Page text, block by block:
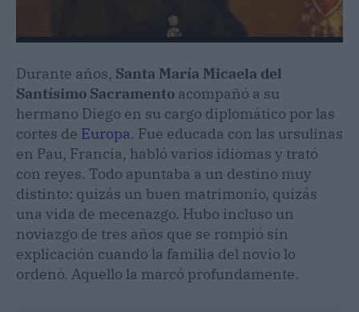
Durante años, Santa María Micaela del
Santísimo Sacramento acompañó a su
hermano Diego en su cargo diplomático por las
cortes de Europa. Fue educada con las ursulinas
en Pau, Francia, habló varios idiomas y trató
con reyes. Todo apuntaba a un destino muy
distinto: quizás un buen matrimonio, quizás
una vida de mecenazgo. Hubo incluso un
noviazgo de tres años que se rompió sin
explicación cuando la familia del novio lo
ordenó. Aquello la marcó profundamente.